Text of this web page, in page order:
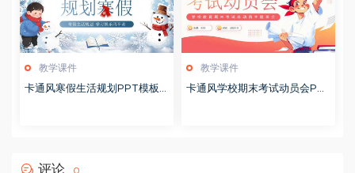
教学课件
卡通风寒假生活规划PPT模板2
教学课件
卡通风学校期末考试动员会PP
评论 0